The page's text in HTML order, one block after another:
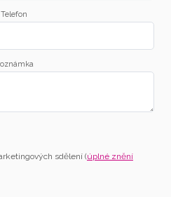
Telefon
sdělení (úplné znění